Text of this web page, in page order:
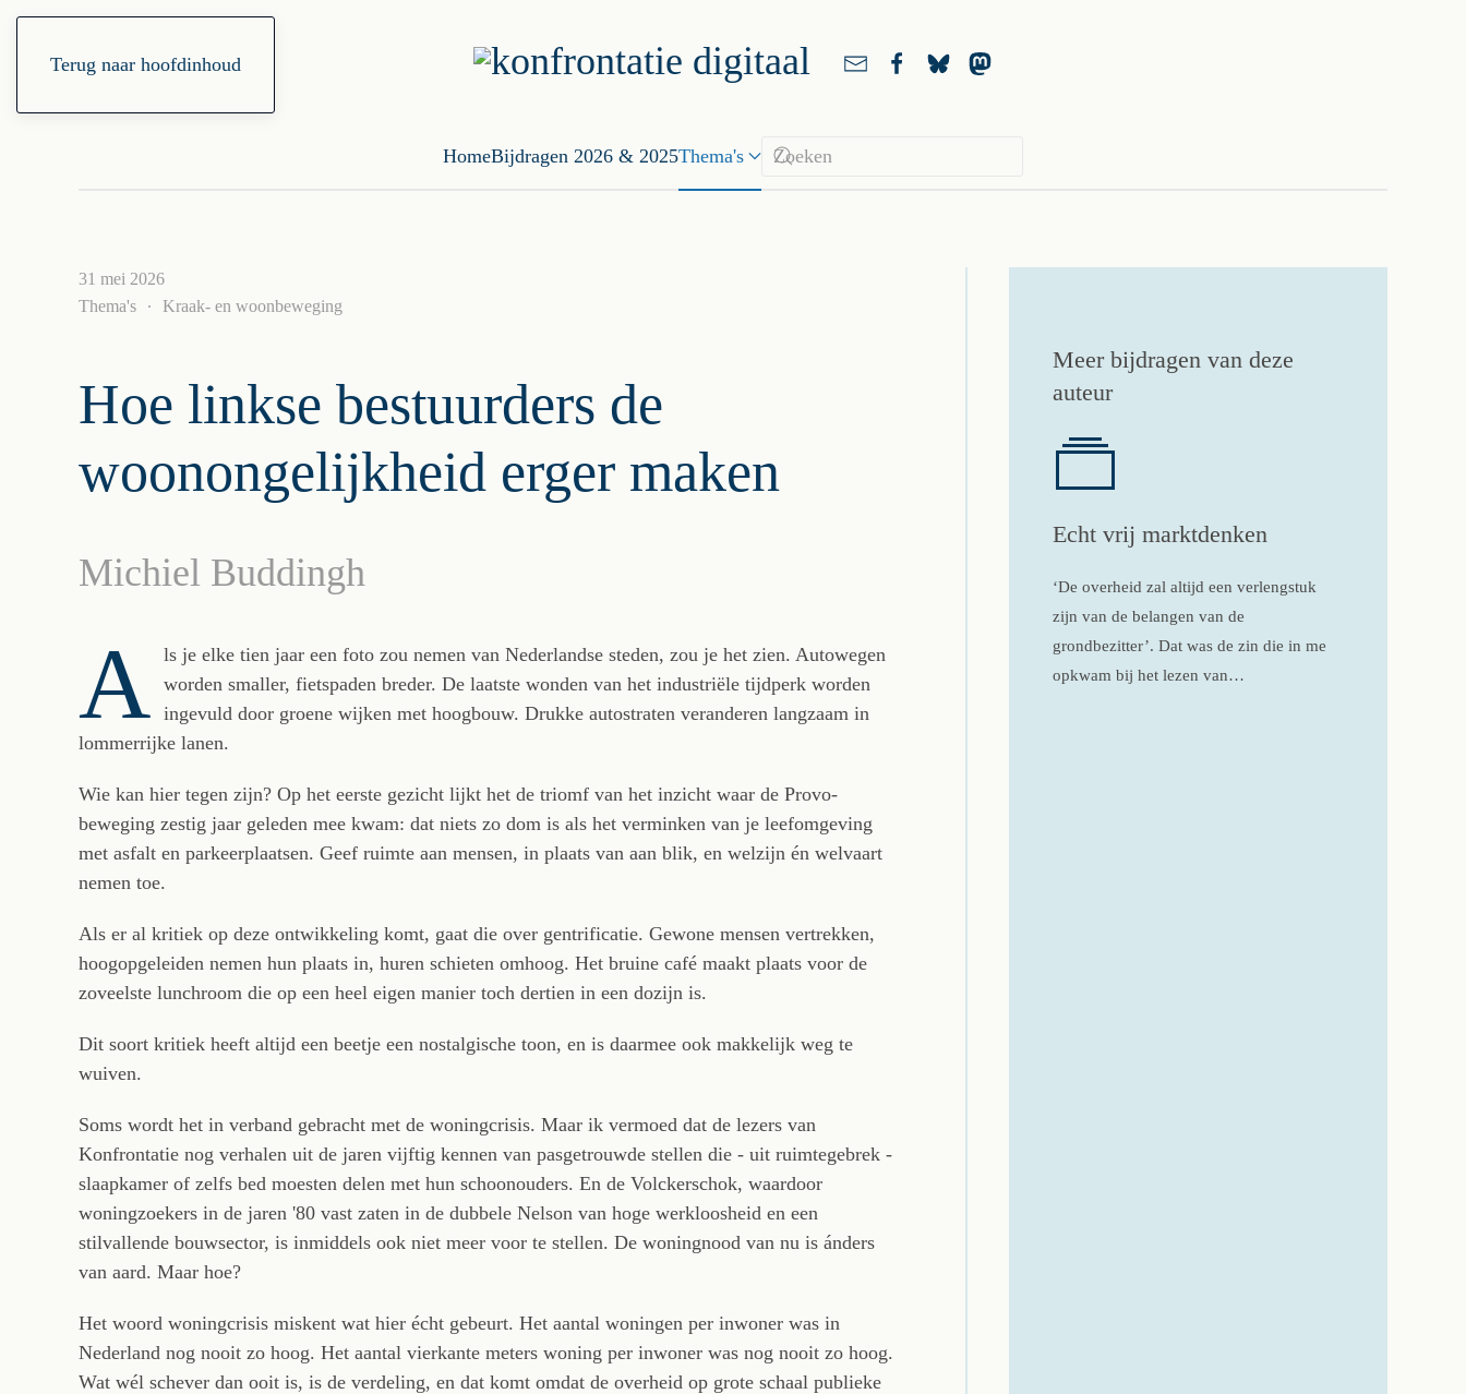
Terug naar hoofdinhoud
HomeBijdragen 2026 & 2025Thema's
31 mei 2026
Thema's
Kraak- en woonbeweging
Hoe linkse bestuurders de
woonongelijkheid erger maken
Michiel Buddingh
A ls je elke tien jaar een foto zou nemen van Nederlandse steden, zou je het zien. Autowegen
worden smaller, fietspaden breder. De laatste wonden van het industriële tijdperk worden
ingevuld door groene wijken met hoogbouw. Drukke autostraten veranderen langzaam in
lommerrijke lanen.
Wie kan hier tegen zijn? Op het eerste gezicht lijkt het de triomf van het inzicht waar de Provo-
beweging zestig jaar geleden mee kwam: dat niets zo dom is als het verminken van je leefomgeving
met asfalt en parkeerplaatsen. Geef ruimte aan mensen, in plaats van aan blik, en welzijn én welvaart
nemen toe.
Als er al kritiek op deze ontwikkeling komt, gaat die over gentrificatie. Gewone mensen vertrekken,
hoogopgeleiden nemen hun plaats in, huren schieten omhoog. Het bruine café maakt plaats voor de
zoveelste lunchroom die op een heel eigen manier toch dertien in een dozijn is.
Dit soort kritiek heeft altijd een beetje een nostalgische toon, en is daarmee ook makkelijk weg te
wuiven.
Soms wordt het in verband gebracht met de woningcrisis. Maar ik vermoed dat de lezers van
Konfrontatie nog verhalen uit de jaren vijftig kennen van pasgetrouwde stellen die - uit ruimtegebrek -
slaapkamer of zelfs bed moesten delen met hun schoonouders. En de Volckerschok, waardoor
woningzoekers in de jaren '80 vast zaten in de dubbele Nelson van hoge werkloosheid en een
stilvallende bouwsector, is inmiddels ook niet meer voor te stellen. De woningnood van nu is ánders
van aard. Maar hoe?
Het woord woningcrisis miskent wat hier écht gebeurt. Het aantal woningen per inwoner was in
Nederland nog nooit zo hoog. Het aantal vierkante meters woning per inwoner was nog nooit zo hoog.
Wat wél schever dan ooit is, is de verdeling, en dat komt omdat de overheid op grote schaal publieke
Meer bijdragen van deze
auteur
Echt vrij marktdenken
‘De overheid zal altijd een verlengstuk
zijn van de belangen van de
grondbezitter’. Dat was de zin die in me
opkwam bij het lezen van…